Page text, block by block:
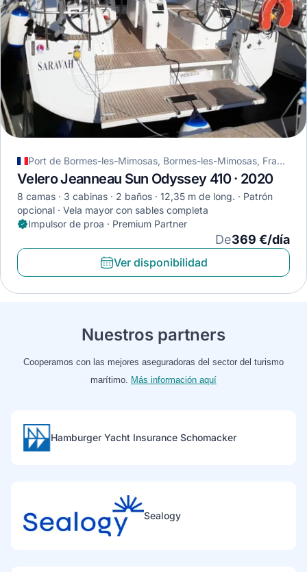
Port de Bormes-les-Mimosas, Bormes-les-Mimosas, Francia
Velero Jeanneau Sun Odyssey 410 · 2020
8 camas 3 cabinas 2 baños 12,35 m de long.
Patrón
opcional
Vela mayor con sables completa
Impulsor de proa · Premium Partner
De369 €/día
Ver disponibilidad
Nuestros partners
Cooperamos con las mejores aseguradoras del sector del turismo
marítimo. Más información aquí
Hamburger Yacht Insurance Schomacker
Sealogy